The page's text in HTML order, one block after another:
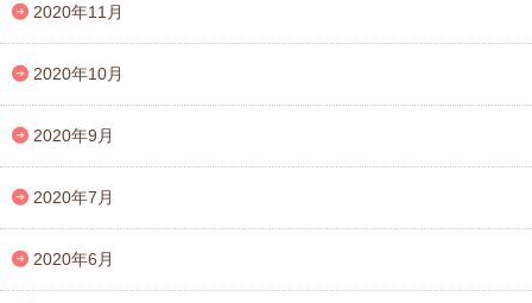
2020年11月
2020年10月
2020年9月
2020年7月
2020年6月